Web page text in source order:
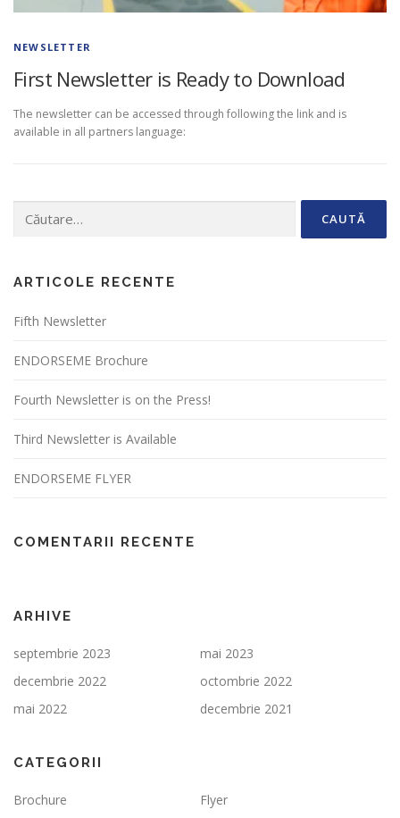
NEWSLETTER
First Newsletter is Ready to Download
The newsletter can be accessed through following the link and is
available in all partners language:
după:
ARTICOLE RECENTE
Fifth Newsletter
ENDORSEME Brochure
Fourth Newsletter is on the Press!
Third Newsletter is Available
ENDORSEME FLYER
COMENTARII RECENTE
ARHIVE
septembrie 2023
mai 2023
decembrie 2022
octombrie 2022
mai 2022
decembrie 2021
CATEGORII
Brochure
Flyer